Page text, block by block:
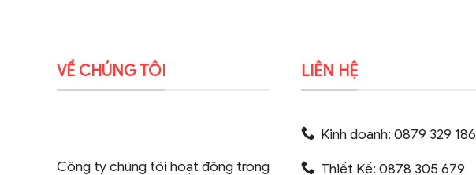
VỀ CHÚNG TÔI
Công ty chúng tôi hoạt động trong
LIÊN HỆ
Kinh doanh: 0879 329 186
Thiết Kế: 0878 305 679